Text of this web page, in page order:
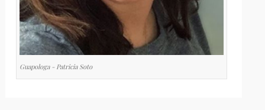
Guapologa - Patricia Soto